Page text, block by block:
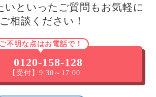
いといったご質問もお気軽に
ご相談ください！
ご不明な点はお電話で！
0120-158-128
【受付】9:30～17:00